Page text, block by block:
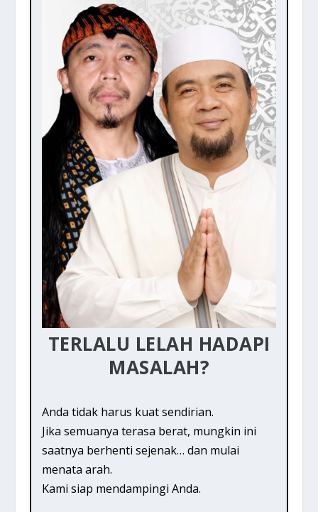
TERLALU LELAH HADAPI
MASALAH?
Anda tidak harus kuat sendirian.
Jika semuanya terasa berat, mungkin ini
saatnya berhenti sejenak… dan mulai
menata arah.
Kami siap mendampingi Anda.